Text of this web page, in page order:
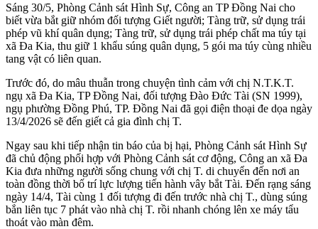
Sáng 30/5, Phòng Cảnh sát Hình Sự, Công an TP Đồng Nai cho
biết vừa bắt giữ nhóm đối tượng Giết người; Tàng trữ, sử dụng trái
phép vũ khí quân dụng; Tàng trữ, sử dụng trái phép chất m‌a tú‌y tại
xã Đa Kia, thu giữ 1 khẩu súng quân dụng, 5 gói m‌a tú‌y cùng nhiều
tang vật có liên quan.
Trước đó, do mâu thuẫn trong chu‌yện tìn‌h cảm với chị N.T.K.T.
ngụ xã Đa Kia, TP Đồng Nai, đối tượng Đào Đức Tài (SN 1999),
ngụ phường Đồng Phú, TP. Đồng Nai đã gọi điện thoại đe dọa ngày
13/4/2026 sẽ đến giết cả gia đình chị T.
Ngay sau khi tiếp nhận tin báo của bị hại, Phòng Cảnh sát Hình Sự
đã chủ động phối hợp với Phòng Cảnh sát cơ động, Công an xã Đa
Kia đưa những người sống chung với chị T. di chuyển đến nơi an
toàn đồng thời bố trí lực lượng tiến hành vây bắt Tài. Đến rạng sáng
ngày 14/4, Tài cùng 1 đối tượng đi đến trước nhà chị T., dùng súng
bắn liên tục 7 phát vào nhà chị T. rồi nhanh chóng lên xe máy tẩu
thoát vào màn đêm.